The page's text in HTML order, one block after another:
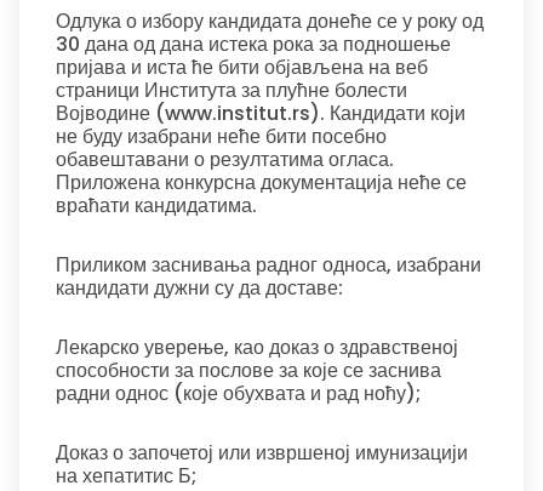
Одлука о избору кандидата донеће се у року од
30 дана од дана истека рока за подношење
пријава и иста ће бити објављена на веб
страници Института за плућне болести
Војводине (www.institut.rs). Кандидати који
не буду изабрани неће бити посебно
обавештавани о резултатима огласа.
Приложена конкурсна документација неће се
враћати кандидатима.
Приликом заснивања радног односа, изабрани
кандидати дужни су да доставе:
Лекарско уверење, као доказ о здравственој
способности за послове за које се заснива
радни однос (које обухвата и рад ноћу);
Доказ о започетој или извршеној имунизацији
на хепатитис Б;